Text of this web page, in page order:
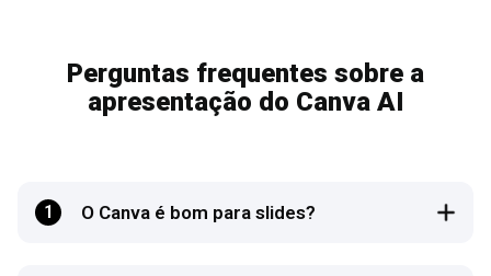
Perguntas frequentes sobre a
apresentação do Canva AI
1 O Canva é bom para slides?